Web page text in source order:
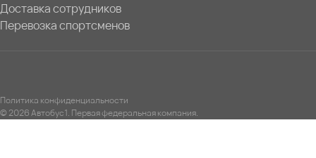
Доставка сотрудников
Перевозка спортсменов
Политика конфиденциальности
© 2026 Автобус1. Первая федеральная компания.